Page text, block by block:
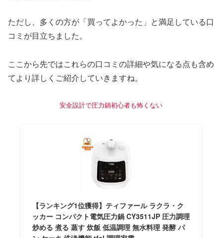
ただし、多くの方が「買ってよかった」と満足している口
コミが目立ちました。
ここから先ではこれらの口コミの詳細や気になる点も含め
てより詳しくご紹介していきますね。
安全設計で圧力鍋初心者も怖くない
【ランキング1位獲得】ティファール ラクラ・ク
ッカー コンパクト電気圧力鍋 CY3511JP 圧力調理
炒める 煮る 蒸す 炊飯 低温調理 無水料理 発酵 パ